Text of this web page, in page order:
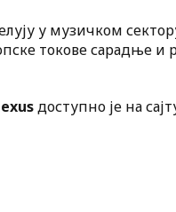
у музичком
токове сарадње и
доступно је на